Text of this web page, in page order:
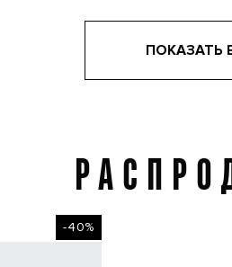
ПОКАЗАТЬ
Распродажа